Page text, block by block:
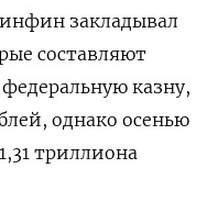
закладывал
составляют
казну,
однако осенью
триллиона